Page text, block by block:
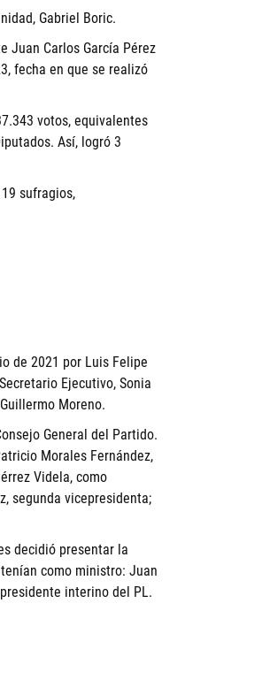
, Gabriel Boric.
Juan Carlos García Pérez
fecha en que se realizó
votos, equivalentes
Así, logró 3
sufragios,
de 2021 por Luis Felipe
Ejecutivo, Sonia
Moreno.
General del Partido.
Morales Fernández,
Videla, como
segunda vicepresidenta;
decidió presentar la
como ministro: Juan
interino del PL.